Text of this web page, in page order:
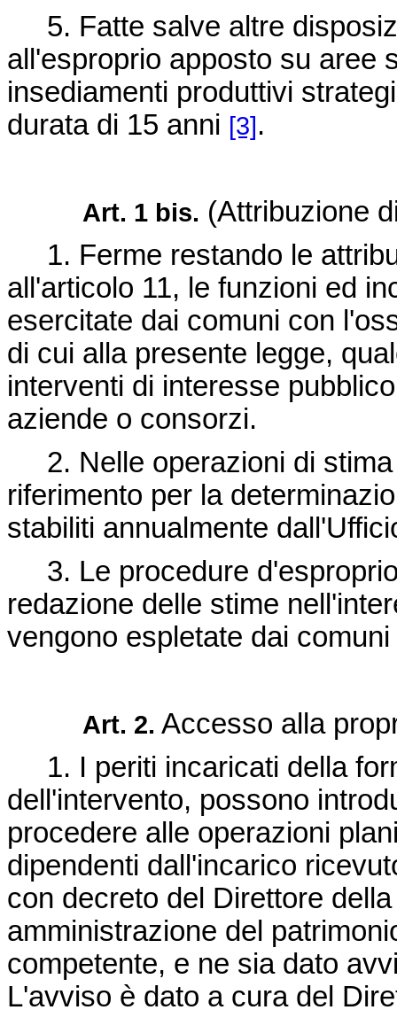
5. Fatte salve altre
all'esproprio apposto su aree
insediamenti produttivi
durata di 15 anni [3].
Art. 1 bis. (Attribuzione
1. Ferme restando le
all'articolo 11, le funzioni ed
esercitate dai comuni con
di cui alla presente legge,
interventi di interesse
aziende o consorzi.
2. Nelle operazioni di stima
riferimento per la
stabiliti annualmente
3. Le procedure
redazione delle stime
vengono espletate dai
Art. 2. Accesso alla
1. I periti incaricati della
dell'intervento, possono
procedere alle operazioni
dipendenti dall'incarico
con decreto del Direttore
amministrazione del
competente, e ne sia dato
L'avviso è dato a cura del